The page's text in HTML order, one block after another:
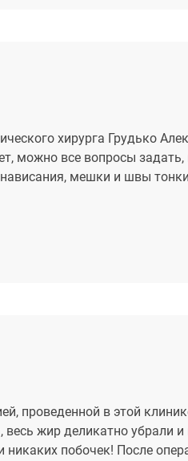
хирурга Грудько
можно все вопросы
мешки и швы
проведенной в этой
жир деликатно убрали
никаких побочек! После